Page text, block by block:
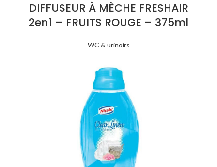
DIFFUSEUR À MÈCHE FRESHAIR
2en1 – FRUITS ROUGE – 375ml
WC & urinoirs